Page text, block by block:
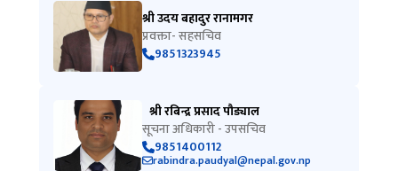
श्री उदय बहादुर रानामगर
प्रवक्ता- सहसचिव
9851323945
श्री रबिन्द्र प्रसाद पौड्याल
सूचना अधिकारी - उपसचिव
9851400112
rabindra.paudyal@nepal.gov.np